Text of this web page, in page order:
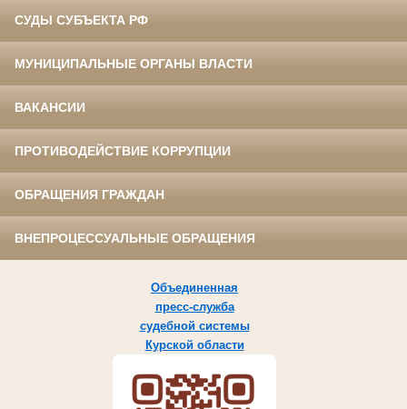
СУДЫ СУБЪЕКТА РФ
МУНИЦИПАЛЬНЫЕ ОРГАНЫ ВЛАСТИ
ВАКАНСИИ
ПРОТИВОДЕЙСТВИЕ КОРРУПЦИИ
ОБРАЩЕНИЯ ГРАЖДАН
ВНЕПРОЦЕССУАЛЬНЫЕ ОБРАЩЕНИЯ
Объединенная
пресс-служба
судебной системы
Курской области